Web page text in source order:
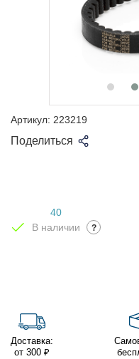
Артикул: 223219
Поделиться
40
В наличии
?
Доставка:
от 300 ₽